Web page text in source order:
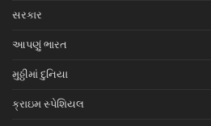
સરકાર
આપણું ભારત
મુઠ્ઠીમાં દુનિયા
ક્રાઇમ સ્પેશિયલ